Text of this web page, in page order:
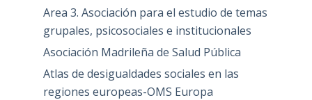
Area 3. Asociación para el estudio de temas
grupales, psicosociales e institucionales
Asociación Madrileña de Salud Pública
Atlas de desigualdades sociales en las
regiones europeas-OMS Europa